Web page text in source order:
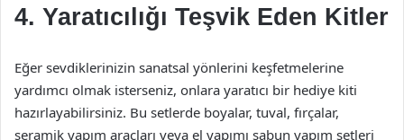
4. Yaratıcılığı Teşvik Eden Kitler
Eğer sevdiklerinizin sanatsal yönlerini keşfetmelerine
yardımcı olmak isterseniz, onlara yaratıcı bir hediye kiti
hazırlayabilirsiniz. Bu setlerde boyalar, tuval, fırçalar,
seramik yapım araçları veya el yapımı sabun yapım setleri